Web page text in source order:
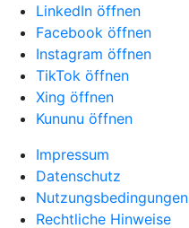
LinkedIn öffnen
Facebook öffnen
Instagram öffnen
TikTok öffnen
Xing öffnen
Kununu öffnen
Impressum
Datenschutz
Nutzungsbedingungen
Rechtliche Hinweise